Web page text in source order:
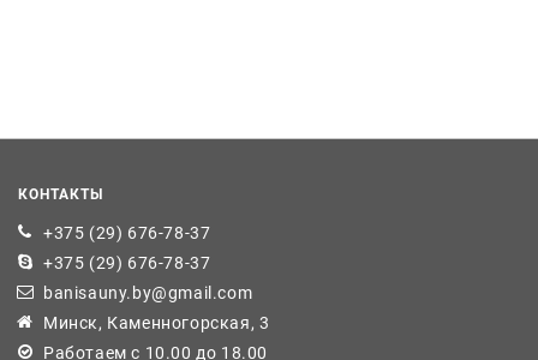
КОНТАКТЫ
+375 (29) 676-78-37
+375 (29) 676-78-37
banisauny.by@gmail.com
Минск, Каменногорская, 3
Работаем с 10.00 до 18.00